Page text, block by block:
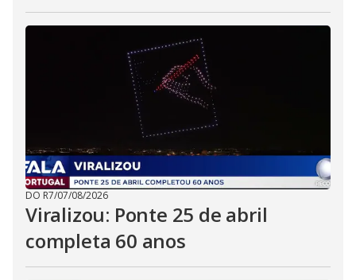
DO R7/07/08/2026
Viralizou: Ponte 25 de abril
completa 60 anos